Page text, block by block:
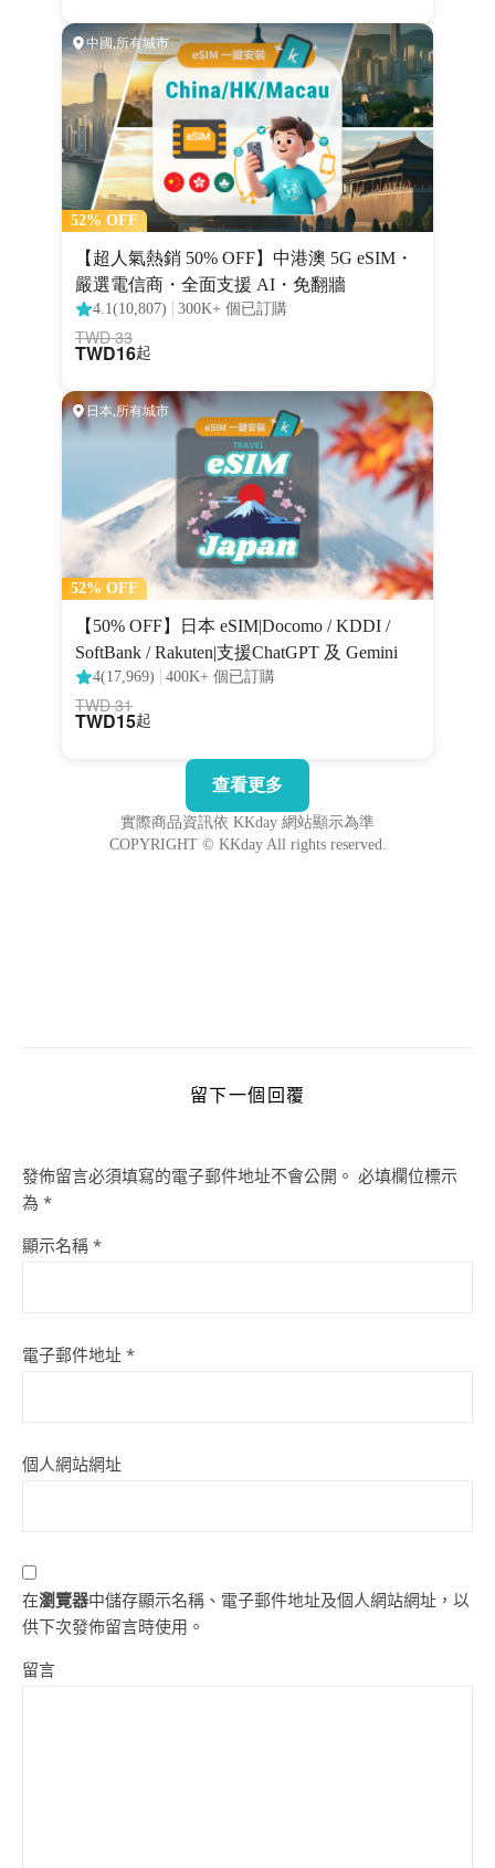
留下一個回覆
發佈留言必須填寫的電子郵件地址不會公開。 必填欄位標示
為 *
顯示名稱 *
電子郵件地址 *
個人網站網址
在瀏覽器中儲存顯示名稱、電子郵件地址及個人網站網址，以
供下次發佈留言時使用。
留言